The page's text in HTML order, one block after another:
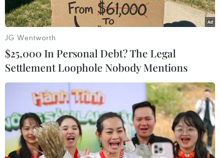
#Bánh bông lan Trung Quốc
#Quản lý thị trường
#Hàng lậu
#Hóa đơn chứng từ Tp. Hồ Chí Minh
Theo dõi VietnamPlus
JG Wentworth
$25,000 In Personal Debt? The Legal
Settlement Loophole Nobody Mentions